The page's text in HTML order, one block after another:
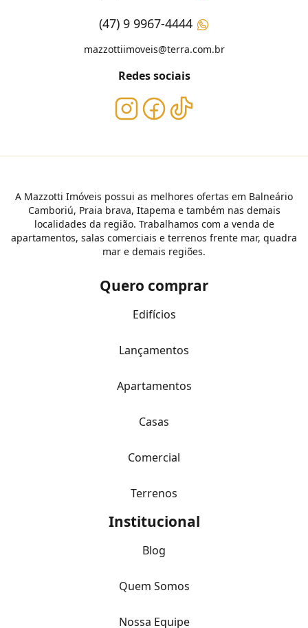
(47) 9 9967-4444
mazzottiimoveis@terra.com.br
Redes sociais
A Mazzotti Imóveis possui as melhores ofertas em Balneário
Camboriú, Praia brava, Itapema e também nas demais
localidades da região. Trabalhamos com a venda de
apartamentos, salas comerciais e terrenos frente mar, quadra
mar e demais regiões.
Quero comprar
Edifícios
Lançamentos
Apartamentos
Casas
Comercial
Terrenos
Institucional
Blog
Quem Somos
Nossa Equipe